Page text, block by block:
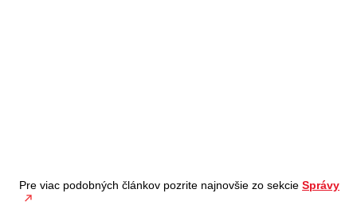
Pre viac podobných článkov pozrite najnovšie zo sekcieSprávy